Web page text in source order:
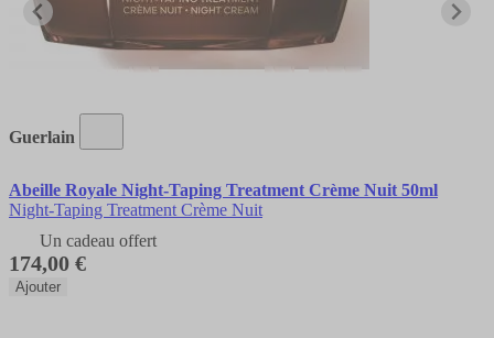
Guerlain
Abeille Royale Night-Taping Treatment Crème Nuit 50ml
Night-Taping Treatment Crème Nuit
Un cadeau offert
174,00 €
Ajouter